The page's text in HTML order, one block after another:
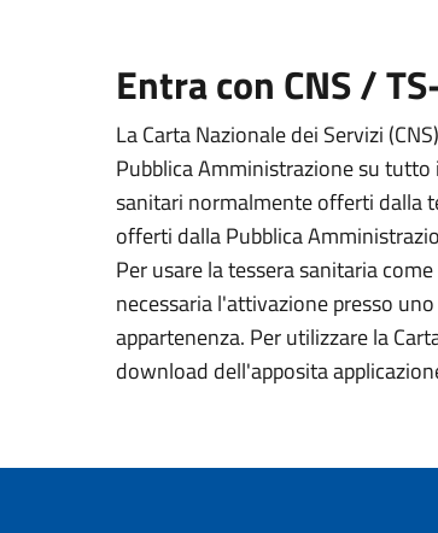
Entra con CNS /
La Carta Nazionale dei Servizi
Pubblica Amministrazione su
sanitari normalmente offerti dalla
offerti dalla Pubblica
Per usare la tessera sanitaria
necessaria l'attivazione presso
appartenenza. Per utilizzare la
download dell'apposita